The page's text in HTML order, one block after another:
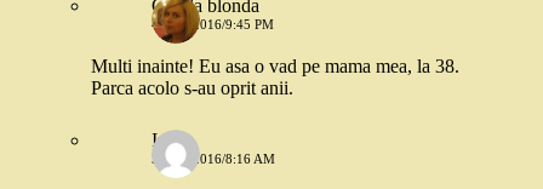
Copila blonda
4 MAI 2016/9:45 PM
Multi inainte! Eu asa o vad pe mama mea, la 38.
Parca acolo s-au oprit anii.
Ina
5 MAI 2016/8:16 AM